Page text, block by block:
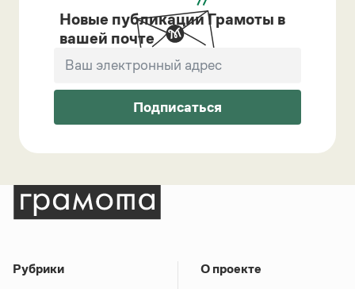
Новые публикации Грамоты в
вашей почте
Подписаться
Рубрики О проекте